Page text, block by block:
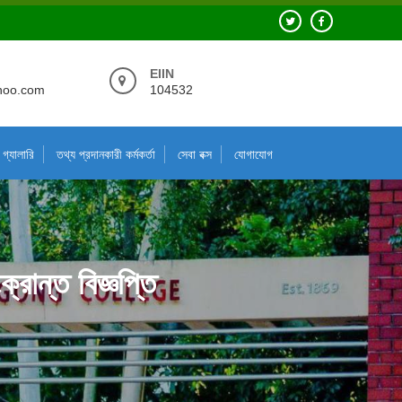
EIIN
104532
গ্যালারি তথ্য প্রদানকারী কর্মকর্তা সেবা বক্স যোগাযোগ
বিজ্ঞপ্তি